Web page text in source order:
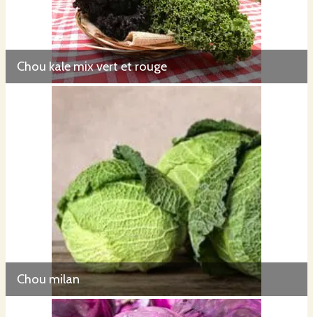
Chou kale mix vert et rouge
Chou milan